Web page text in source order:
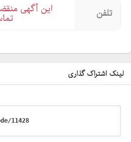
تلفن این آگهی
لینک اشتراک گذاری